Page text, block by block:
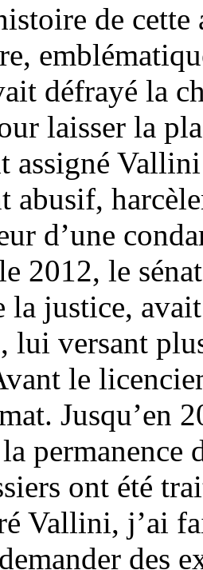
de cette
défrayé la
laisser la
assigné
abusif,
d’une
2012, le
la justice,
lui versant
le
Jusqu’en
ont été
Vallini, j’ai
des